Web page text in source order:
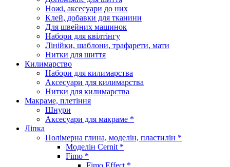
Ножі, аксесуари до них
Клей, добавки для тканини
Для швейних машинок
Набори для квілтінгу
Лінійки, шаблони, трафарети, мати
Нитки для шиття
Килимарство
Набори для килимарства
Аксесуари для килимарства
Нитки для килимарства
Макраме, плетіння
Шнури
Аксесуари для макраме *
Ліпка
Полімерна глина, моделін, пластилін *
Моделін Cernit *
Fimo *
Fimo Effect *